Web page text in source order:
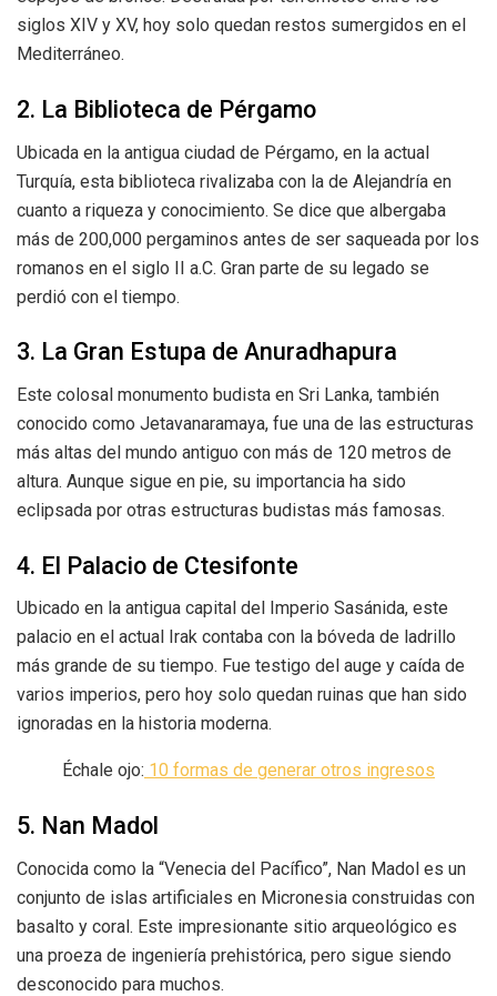
siglos XIV y XV, hoy solo quedan restos sumergidos en el
Mediterráneo.
2. La Biblioteca de Pérgamo
Ubicada en la antigua ciudad de Pérgamo, en la actual
Turquía, esta biblioteca rivalizaba con la de Alejandría en
cuanto a riqueza y conocimiento. Se dice que albergaba
más de 200,000 pergaminos antes de ser saqueada por los
romanos en el siglo II a.C. Gran parte de su legado se
perdió con el tiempo.
3. La Gran Estupa de Anuradhapura
Este colosal monumento budista en Sri Lanka, también
conocido como Jetavanaramaya, fue una de las estructuras
más altas del mundo antiguo con más de 120 metros de
altura. Aunque sigue en pie, su importancia ha sido
eclipsada por otras estructuras budistas más famosas.
4. El Palacio de Ctesifonte
Ubicado en la antigua capital del Imperio Sasánida, este
palacio en el actual Irak contaba con la bóveda de ladrillo
más grande de su tiempo. Fue testigo del auge y caída de
varios imperios, pero hoy solo quedan ruinas que han sido
ignoradas en la historia moderna.
Échale ojo: 10 formas de generar otros ingresos
5. Nan Madol
Conocida como la “Venecia del Pacífico”, Nan Madol es un
conjunto de islas artificiales en Micronesia construidas con
basalto y coral. Este impresionante sitio arqueológico es
una proeza de ingeniería prehistórica, pero sigue siendo
desconocido para muchos.